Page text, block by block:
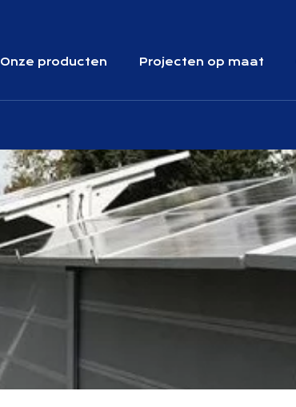
Onze producten Projecten op maat